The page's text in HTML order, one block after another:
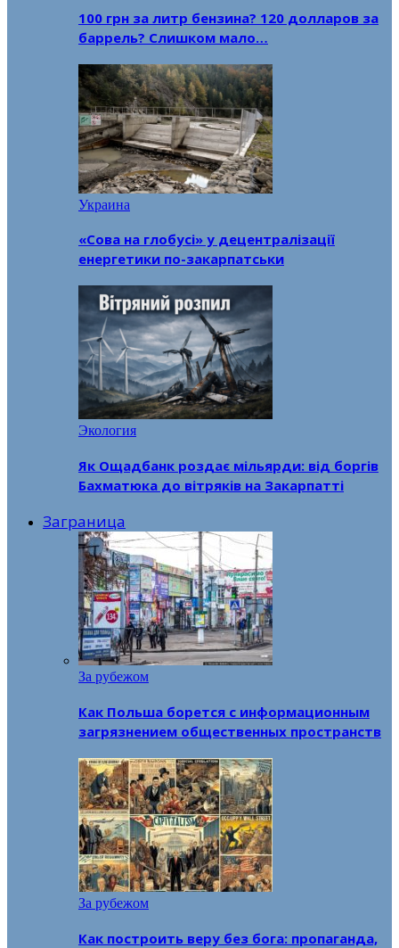
100 грн за литр бензина? 120 долларов за
баррель? Слишком мало…
Украина
«Сова на глобусі» у децентралізації
енергетики по-закарпатськи
Экология
Як Ощадбанк роздає мільярди: від боргів
Бахматюка до вітряків на Закарпатті
Заграница
За рубежом
Как Польша борется с информационным
загрязнением общественных пространств
За рубежом
Как построить веру без бога: пропаганда,